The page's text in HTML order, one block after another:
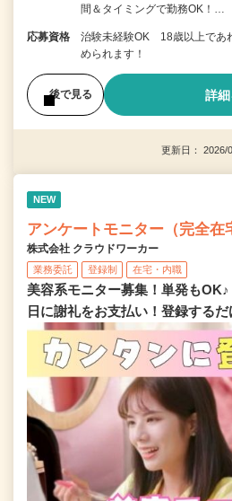
間＆タイミングで勤務OK！…
応募資格
治験未経験OK 18歳以上であ
められます！
後で見る 詳
更新日：
NEW
アンケートモニター（完全在
株式会社 クラウドワーカー
業務委託 登録制 在宅・内職
美容系モニター募集！単発も
日に謝礼をお支払い！登録するだ